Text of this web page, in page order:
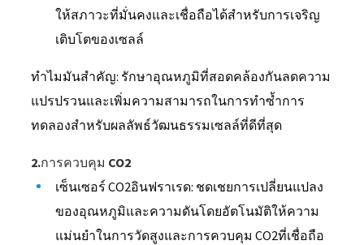
ให้สภาวะที่มั่นคงและเชื่อถือได้สำหรับการเจริญ
เติบโตของเซลล์
ทำไมมันสำคัญ: รักษาอุณหภูมิที่สอดคล้องกันลดความ
แปรปรวนและเพิ่มความสามารถในการทำซ้ำการ
ทดลองสำหรับผลลัพธ์วัฒนธรรมเซลล์ที่ดีที่สุด
2.การควบคุม CO2
เซ็นเซอร์ CO2อินฟราเรด: ชดเชยการเปลี่ยนแปลง
ของอุณหภูมิและความดันโดยอัตโนมัติให้ความ
แม่นยำในการวัดสูงและการควบคุม CO2ที่เชื่อถือ